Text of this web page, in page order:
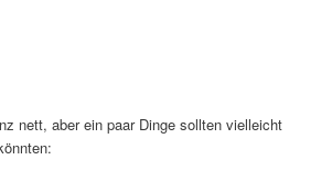
nett, aber ein paar Dinge sollten vielleicht